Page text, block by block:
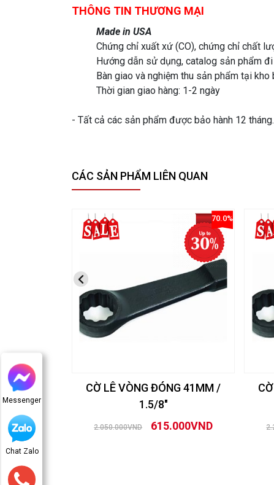
Messenger
Chat Zalo
THÔNG TIN THƯƠNG MẠI
Made in USA
Chứng chỉ xuất xứ (CO), chứng chỉ chất
Hướng dẫn sử dụng, catalog sản phẩm đi
Bàn giao và nghiệm thu sản phẩm tại kho
Thời gian giao hàng: 1-2 ngày
- Tất cả các sản phẩm được bảo hành 12
CÁC SẢN PHẨM LIÊN QUAN
70.0%
CỜ LÊ VÒNG ĐÓNG 41MM /
1.5/8″
2.050.000VND 615.000VND